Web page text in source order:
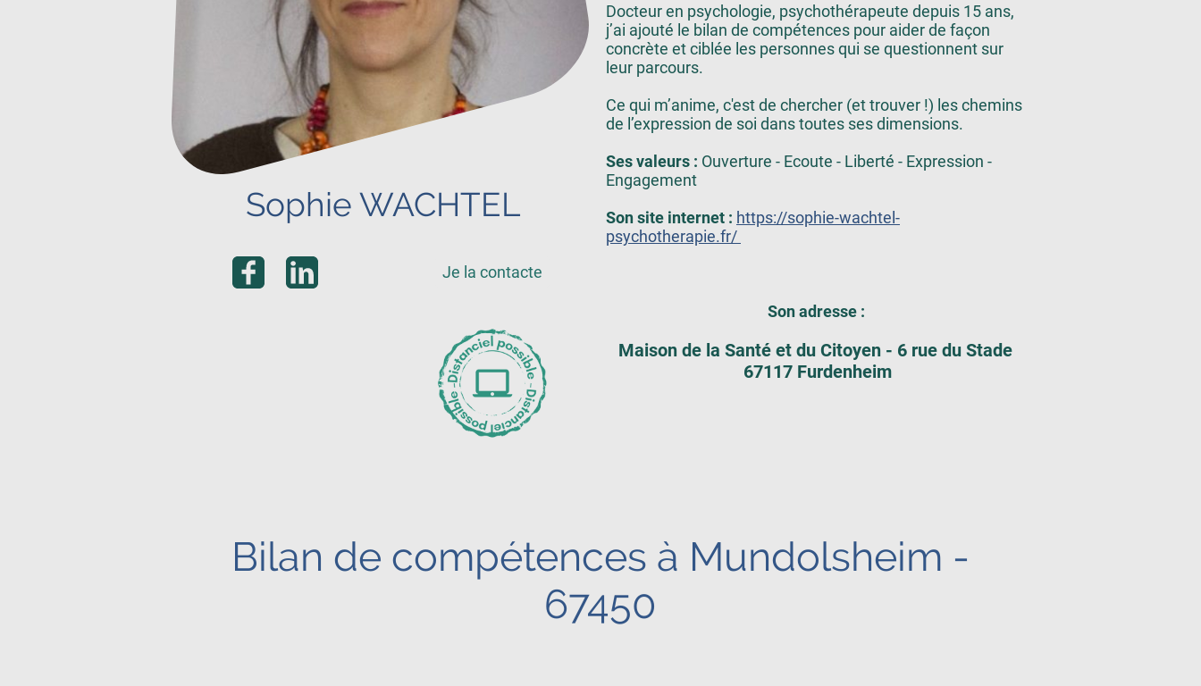
Sophie WACHTEL
Docteur en psychologie, psychothérapeute depuis 15 ans,
j’ai ajouté le bilan de compétences pour aider de façon
concrète et ciblée les personnes qui se questionnent sur
leur parcours.
Ce qui m’anime, c'est de chercher (et trouver !) les chemins
de l’expression de soi dans toutes ses dimensions.
Ses valeurs : Ouverture - Ecoute - Liberté - Expression -
Engagement
Son site internet : https://sophie-wachtel-
psychotherapie.fr/
Son adresse :
Maison de la Santé et du Citoyen - 6 rue du Stade
67117 Furdenheim
Je la contacte
Bilan de compétences à Mundolsheim -
67450